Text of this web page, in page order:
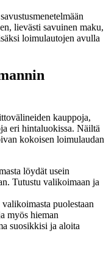
lievästi savuinen maku,
loimulautojen avulla
kauppoja,
eri hintaluokissa. Näiltä
kokoisen loimulaudan
löydät usein
Tutustu valikoimaan ja
puolestaan
myös hieman
suosikkisi ja aloita